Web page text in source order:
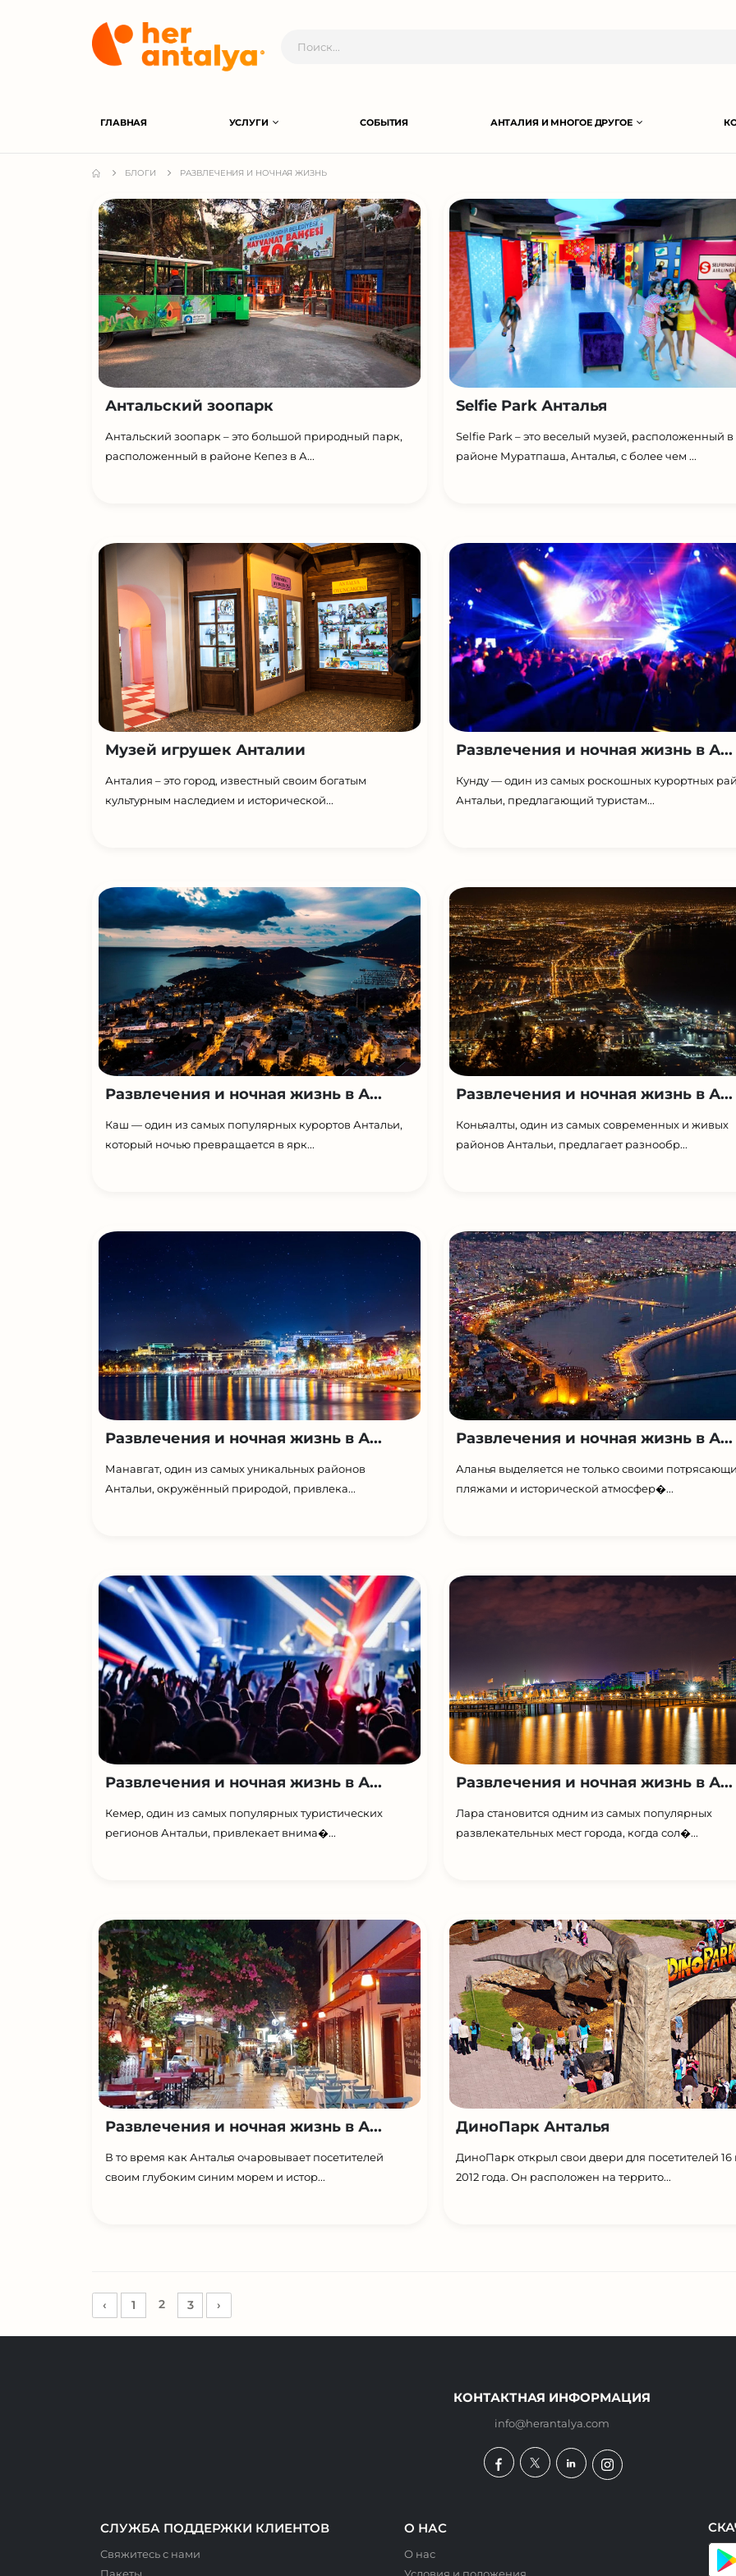
ГЛАВНАЯ УСЛУГИ СОБЫТИЯ АНТАЛИЯ И МНОГОЕ ДРУГОЕ
БЛОГИ РАЗВЛЕЧЕНИЯ И НОЧНАЯ ЖИЗНЬ
Антальский зоопарк
Антальский зоопарк – это большой природный парк,
расположенный в районе Кепез в А...
Selfie Park Анталья
Selfie Park – это веселый музей, расположенный в
районе Муратпаша, Анталья, с более чем ...
Музей игрушек Анталии
Анталия – это город, известный своим богатым
культурным наследием и исторической...
Развлечения и ночная жизнь в А...
Кунду — один из самых роскошных курортных
Антальи, предлагающий туристам...
Развлечения и ночная жизнь в А...
Каш — один из самых популярных курортов Антальи,
который ночью превращается в ярк...
Развлечения и ночная жизнь в А...
Коньяалты, один из самых современных и живых
районов Антальи, предлагает разнообр...
Развлечения и ночная жизнь в А...
Манавгат, один из самых уникальных районов
Антальи, окружённый природой, привлека...
Развлечения и ночная жизнь в А...
Аланья выделяется не только своими
пляжами и исторической атмосфер�...
Развлечения и ночная жизнь в А...
Кемер, один из самых популярных туристических
регионов Антальи, привлекает внима�...
Развлечения и ночная жизнь в А...
Лара становится одним из самых популярных
развлекательных мест города, когда сол�...
Развлечения и ночная жизнь в А...
В то время как Анталья очаровывает посетителей
своим глубоким синим морем и истор...
ДиноПарк Анталья
ДиноПарк открыл свои двери для посетителей 16
2012 года. Он расположен на террито...
‹ 1 2 3 ›
КОНТАКТНАЯ ИНФОРМАЦИЯ
info@herantalya.com
СЛУЖБА ПОДДЕРЖКИ КЛИЕНТОВ
Свяжитесь с нами
Пакеты
О НАС
О нас
Условия и положения